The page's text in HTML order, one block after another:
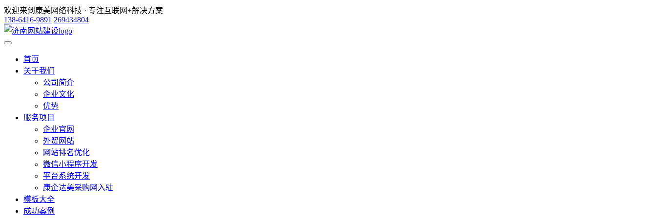
欢迎来到康美网络科技 · 专注互联网+解决方案
138-6416-9891 269434804
首页
关于我们
公司简介
企业文化
优势
服务项目
企业官网
外贸网站
网站排名优化
微信小程序开发
平台系统开发
康企达美采购网入驻
模板大全
成功案例